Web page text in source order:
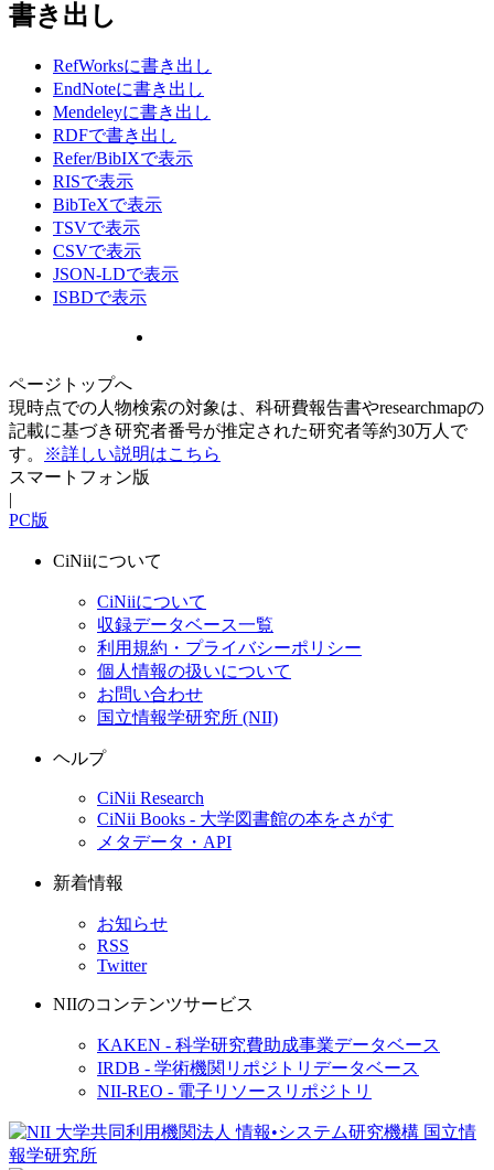
書き出し
RefWorksに書き出し
EndNoteに書き出し
Mendeleyに書き出し
RDFで書き出し
Refer/BibIXで表示
RISで表示
BibTeXで表示
TSVで表示
CSVで表示
JSON-LDで表示
ISBDで表示
ページトップへ
現時点での人物検索の対象は、科研費報告書やresearchmapの
記載に基づき研究者番号が推定された研究者等約30万人で
す。
※詳しい説明はこちら
スマートフォン版
|
PC版
CiNiiについて
CiNiiについて
収録データベース一覧
利用規約・プライバシーポリシー
個人情報の扱いについて
お問い合わせ
国立情報学研究所 (NII)
ヘルプ
CiNii Research
CiNii Books - 大学図書館の本をさがす
メタデータ・API
新着情報
お知らせ
RSS
Twitter
NIIのコンテンツサービス
KAKEN - 科学研究費助成事業データベース
IRDB - 学術機関リポジトリデータベース
NII-REO - 電子リソースリポジトリ